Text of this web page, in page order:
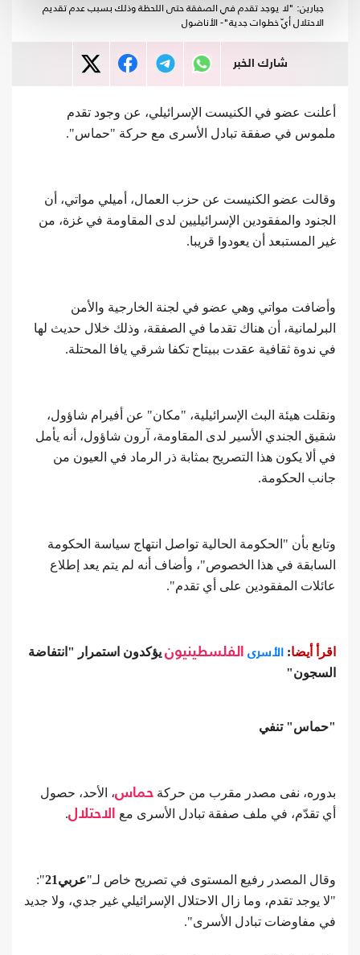
جبارين: "لا يوجد تقدم في الصفقة حتى اللحظة وذلك بسبب عدم تقديم
الاحتلال أيّ خطوات جدية"- الأناضول
شارك الخبر
أعلنت عضو في الكنيست الإسرائيلي، عن وجود تقدم
ملموس في صفقة تبادل الأسرى مع حركة "حماس".
وقالت عضو الكنيست عن حزب العمال، أميلي مواتي، أن
الجنود والمفقودين الإسرائيليين لدى المقاومة في غزة، من
غير المستبعد أن يعودوا قريبا.
وأضافت مواتي وهي عضو في لجنة الخارجية والأمن
البرلمانية، أن هناك تقدما في الصفقة، وذلك خلال حديث لها
في ندوة ثقافية عقدت ببيتاح تكفا شرقي يافا المحتلة.
ونقلت هيئة البث الإسرائيلية، "مكان" عن أفيرام شاؤول،
شقيق الجندي الأسير لدى المقاومة، آرون شاؤول، أنه يأمل
في ألا يكون هذا التصريح بمثابة ذر الرماد في العيون من
جانب الحكومة.
وتابع بأن "الحكومة الحالية تواصل انتهاج سياسة الحكومة
السابقة في هذا الخصوص"، وأضاف أنه لم يتم يعد إطلاع
عائلات المفقودين على أي تقدم".
اقرأ أيضا: الأسرى الفلسطينيون يؤكدون استمرار "انتفاضة
السجون"
"حماس" تنفي
بدوره، نفى مصدر مقرب من حركة حماس، الأحد، حصول
أي تقدّم، في ملف صفقة تبادل الأسرى مع
الاحتلال.
وقال المصدر رفيع المستوى في تصريح خاص لـ"عربي21
":
"لا يوجد تقدم، وما زال الاحتلال الإسرائيلي غير جدي، ولا جديد
في مفاوضات تبادل الأسرى".